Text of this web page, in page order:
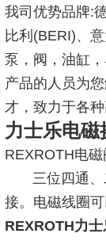
我司优势品牌:
比利(BERI)、
泵，阀，油缸
产品的人员为
才，致力于各
力士乐电磁
REXROTH电
三位四通、二
接。电磁线圈
REXROTH力